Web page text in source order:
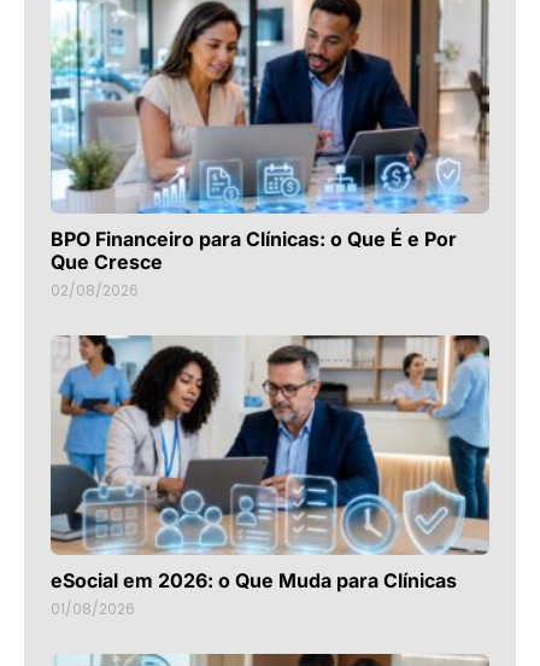
BPO Financeiro para Clínicas: o Que É e Por
Que Cresce
02/08/2026
eSocial em 2026: o Que Muda para Clínicas
01/08/2026